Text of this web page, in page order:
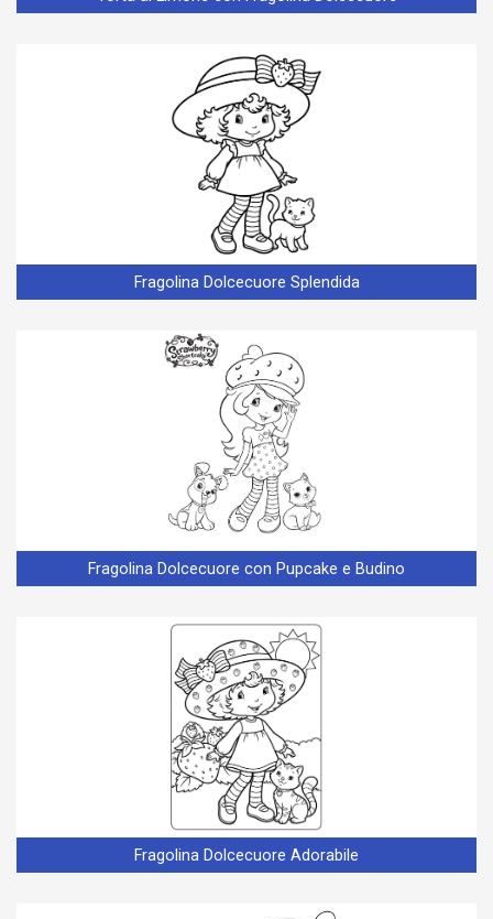
Fragolina Dolcecuore Splendida
Fragolina Dolcecuore con Pupcake e Budino
Fragolina Dolcecuore Adorabile